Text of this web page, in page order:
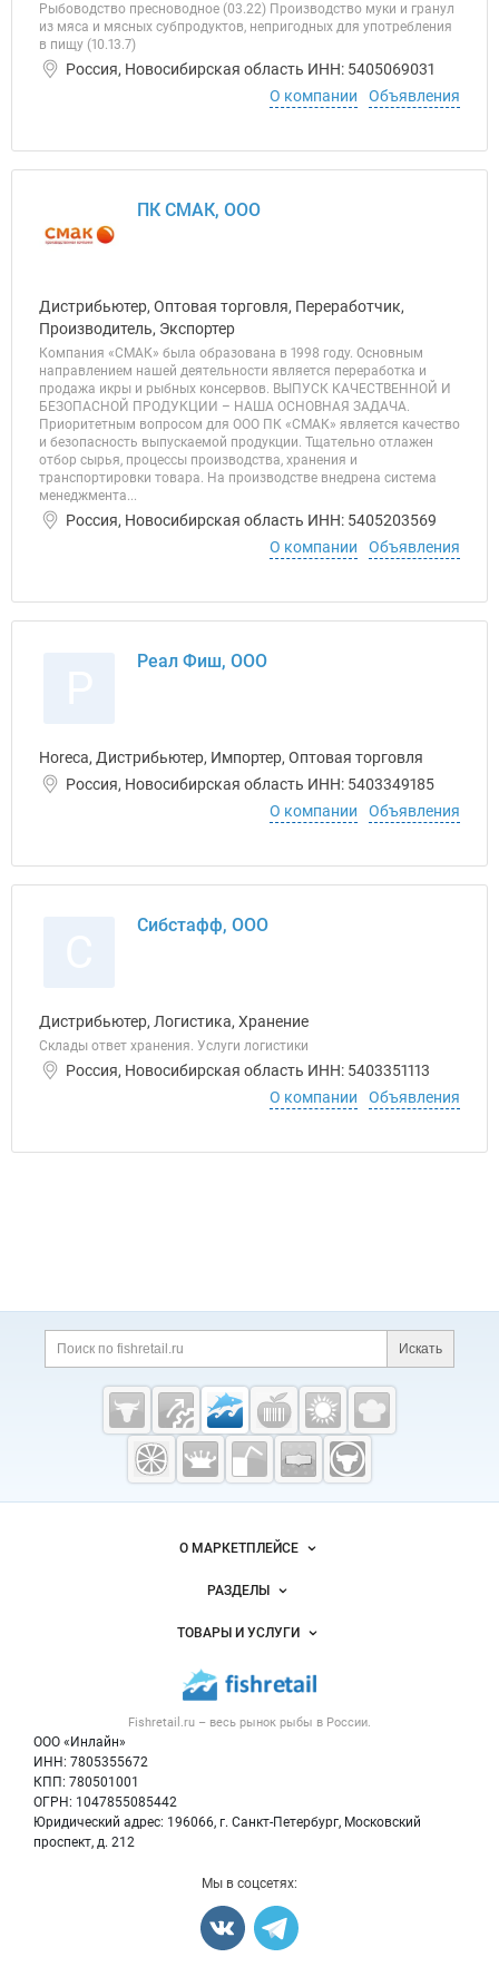
Рыбоводство пресноводное (03.22) Производство муки и гранул
из мяса и мясных субпродуктов, непригодных для употребления
в пищу (10.13.7)
Россия, Новосибирская область ИНН: 5405069031
О компании
Объявления
ПК СМАК, ООО
Дистрибьютер, Оптовая торговля, Переработчик,
Производитель, Экспортер
Компания «СМАК» была образована в 1998 году. Основным
направлением нашей деятельности является переработка и
продажа икры и рыбных консервов. ВЫПУСК КАЧЕСТВЕННОЙ И
БЕЗОПАСНОЙ ПРОДУКЦИИ – НАША ОСНОВНАЯ ЗАДАЧА.
Приоритетным вопросом для ООО ПК «СМАК» является качество
и безопасность выпускаемой продукции. Тщательно отлажен
отбор сырья, процессы производства, хранения и
транспортировки товара. На производстве внедрена система
менеджмента...
Россия, Новосибирская область ИНН: 5405203569
О компании
Объявления
Реал Фиш, ООО
Horeca, Дистрибьютер, Импортер, Оптовая торговля
Россия, Новосибирская область ИНН: 5403349185
О компании
Объявления
Сибстафф, ООО
Дистрибьютер, Логистика, Хранение
Склады ответ хранения. Услуги логистики
Россия, Новосибирская область ИНН: 5403351113
О компании
Объявления
Дополнительная информация
Поиск по сайту и
Искать
Cсылки на полезные проекты
Fishretail.ru —
рыба,
морепродукты
Важные разделы и контакты
Fishretail.ru – весь рынок рыбы в России.
ООО «Инлайн»
ИНН: 7805355672
КПП: 780501001
ОГРН: 1047855085442
Юридический адрес: 196066, г. Санкт-Петербург, Московский
проспект, д. 212
Навигация по сайтуО МАРКЕТПЛЕЙСЕ
Новости Fishretail.ru
Размещение рекламы
Публичная оферта
Контактная информация
Политика обработки персональных данных
РАЗДЕЛЫ
Объявления
Новости рынка
Блог
ТОВАРЫ И УСЛУГИ
Рыба
Икра
Мы в соцсетях: